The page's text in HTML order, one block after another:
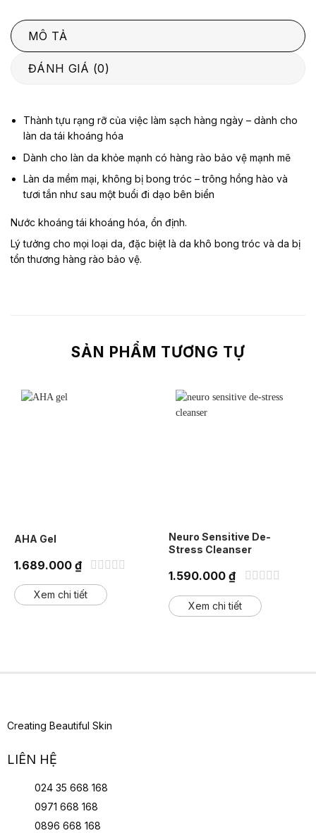
MÔ TẢ
ĐÁNH GIÁ (0)
Thành tựu rạng rỡ của việc làm sạch hàng ngày – dành cho
làn da tái khoáng hóa
Dành cho làn da khỏe mạnh có hàng rào bảo vệ mạnh mẽ
Làn da mềm mại, không bị bong tróc – trông hồng hào và
tươi tắn như sau một buổi đi dạo bên biển
Nước khoáng tái khoáng hóa, ổn định.
Lý tưởng cho mọi loại da, đặc biệt là da khô bong tróc và da bị
tổn thương hàng rào bảo vệ.
SẢN PHẨM TƯƠNG TỰ
AHA Gel
Được
xếp
hạng
1.689.000 ₫
Xem chi tiết
Neuro Sensitive De-
Stress Cleanser
xếp
hạng
1.590.000 ₫
Xem chi tiết
Creating Beautiful Skin
LIÊN HỆ
024 35 668 168
0971 668 168
0896 668 168